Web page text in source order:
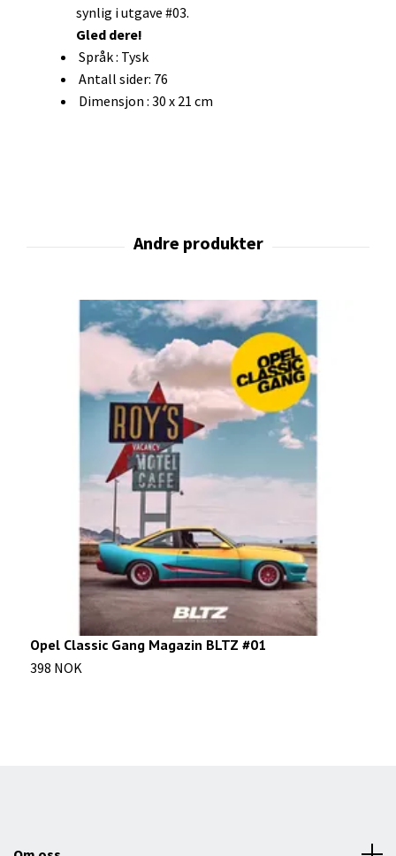
synlig i utgave #03.
Gled dere!
Språk : Tysk
Antall sider: 76
Dimensjon : 30 x 21 cm
Opel Classic Gang Magazin BLTZ #01
398 NOK